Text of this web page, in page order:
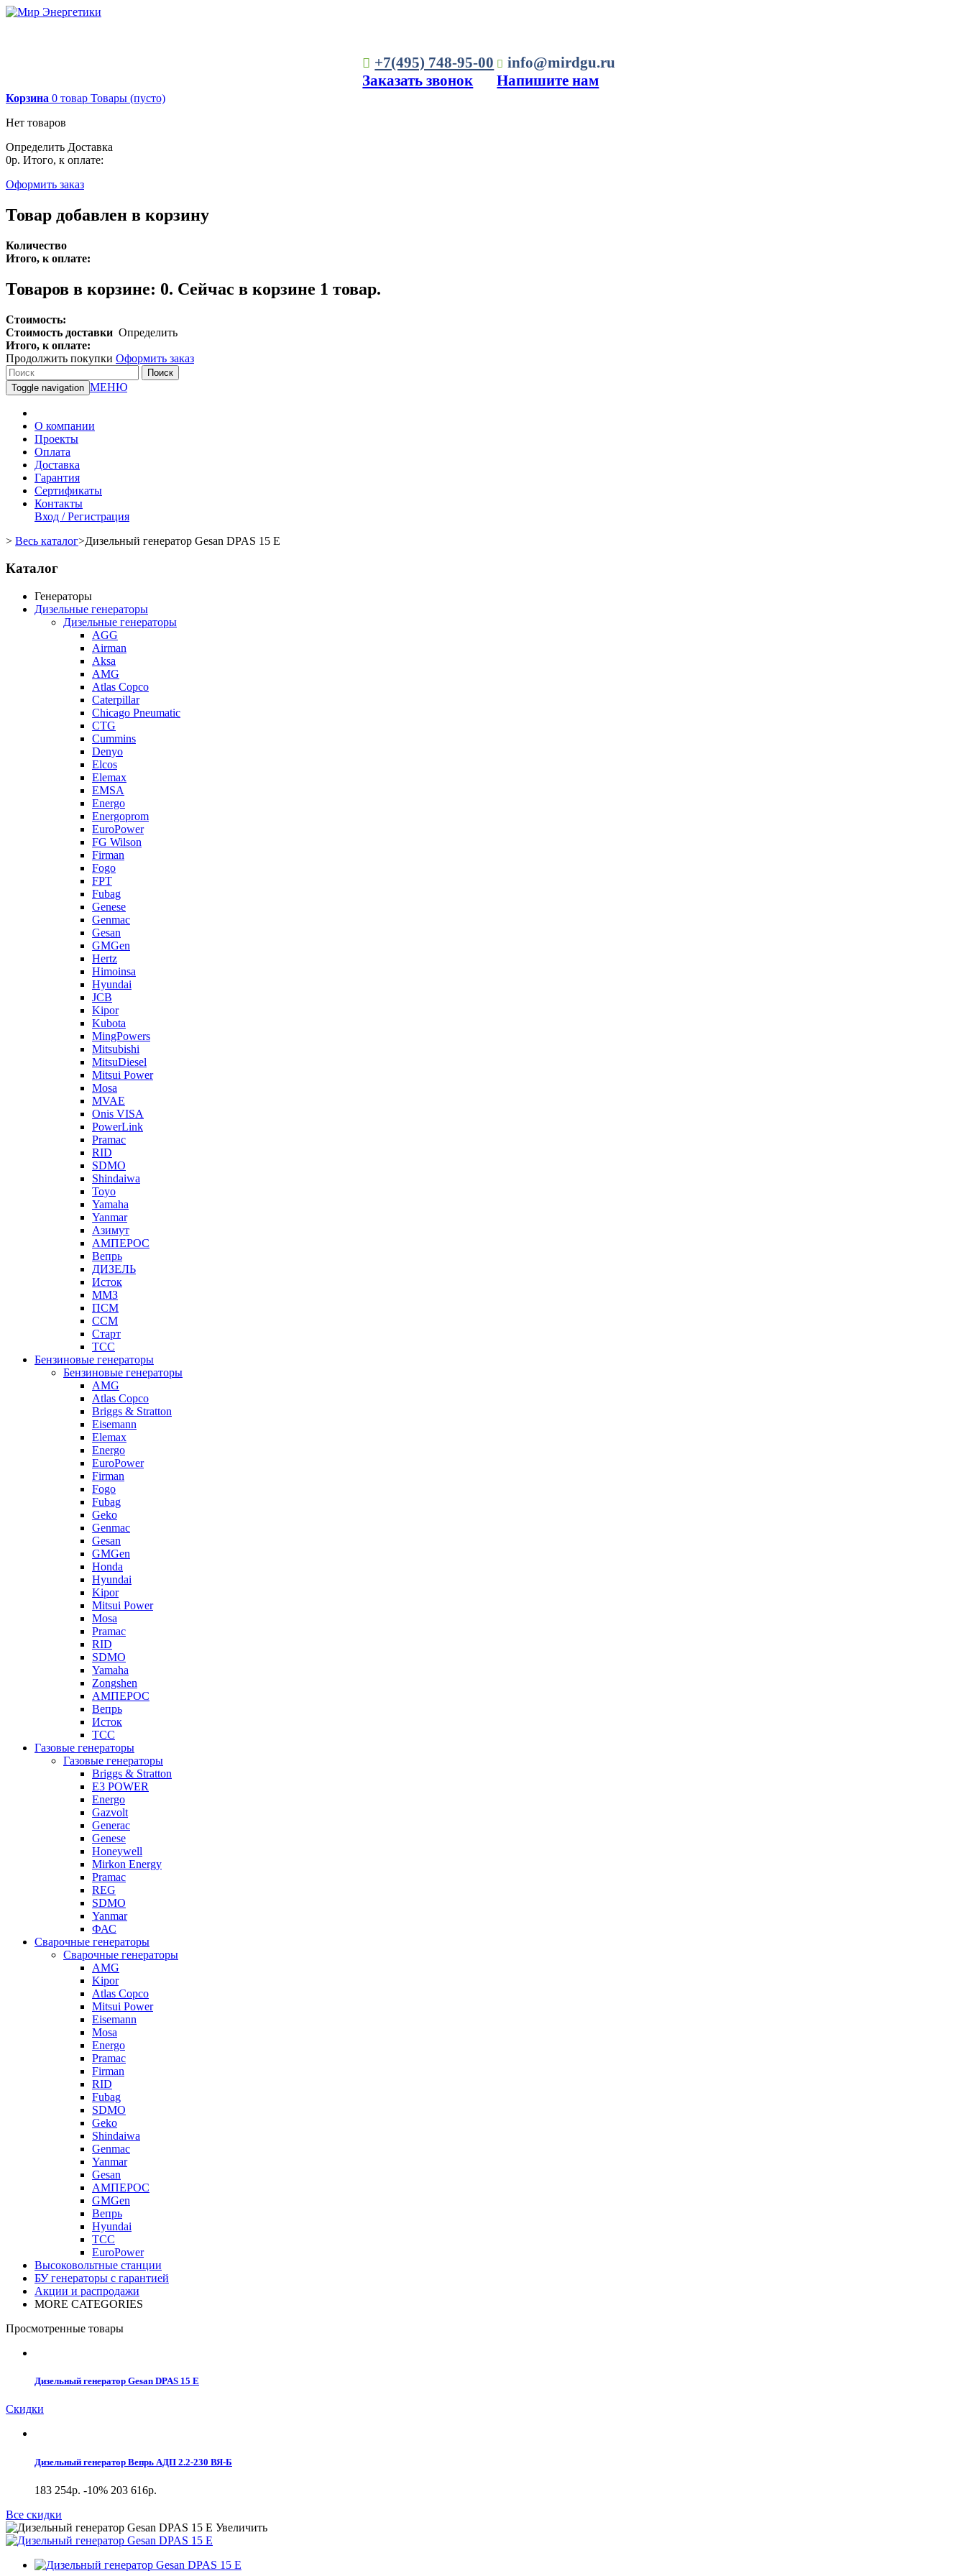
+7(495) 748-95-00 info@mirdgu.ru
Заказать звонок Напишите нам
Корзина 0 товар Товары (пусто)
Нет товаров
Определить Доставка
0р. Итого, к оплате:
Оформить заказ
Товар добавлен в корзину
Количество
Итого, к оплате:
Товаров в корзине: 0. Сейчас в корзине 1 товар.
Стоимость:
Стоимость доставки Определить
Итого, к оплате:
Продолжить покупки Оформить заказ
Поиск
Toggle navigation МЕНЮ
О компании
Проекты
Оплата
Доставка
Гарантия
Сертификаты
Контакты
Вход / Регистрация
> Весь каталог>Дизельный генератор Gesan DPAS 15 E
Каталог
Генераторы
Дизельные генераторы
Дизельные генераторы
AGG
Airman
Aksa
AMG
Atlas Copco
Caterpillar
Chicago Pneumatic
CTG
Cummins
Denyo
Elcos
Elemax
EMSA
Energo
Energoprom
EuroPower
FG Wilson
Firman
Fogo
FPT
Fubag
Genese
Genmac
Gesan
GMGen
Hertz
Himoinsa
Hyundai
JCB
Kipor
Kubota
MingPowers
Mitsubishi
MitsuDiesel
Mitsui Power
Mosa
MVAE
Onis VISA
PowerLink
Pramac
RID
SDMO
Shindaiwa
Toyo
Yamaha
Yanmar
Азимут
АМПЕРОС
Вепрь
ДИЗЕЛЬ
Исток
ММЗ
ПСМ
ССМ
Старт
ТСС
Бензиновые генераторы
Бензиновые генераторы
AMG
Atlas Copco
Briggs & Stratton
Eisemann
Elemax
Energo
EuroPower
Firman
Fogo
Fubag
Geko
Genmac
Gesan
GMGen
Honda
Hyundai
Kipor
Mitsui Power
Mosa
Pramac
RID
SDMO
Yamaha
Zongshen
АМПЕРОС
Вепрь
Исток
ТСС
Газовые генераторы
Газовые генераторы
Briggs & Stratton
E3 POWER
Energo
Gazvolt
Generac
Genese
Honeywell
Mirkon Energy
Pramac
REG
SDMO
Yanmar
ФАС
Сварочные генераторы
Сварочные генераторы
AMG
Kipor
Atlas Copco
Mitsui Power
Eisemann
Mosa
Energo
Pramac
Firman
RID
Fubag
SDMO
Geko
Shindaiwa
Genmac
Yanmar
Gesan
АМПЕРОС
GMGen
Вепрь
Hyundai
ТСС
EuroPower
Высоковольтные станции
БУ генераторы с гарантией
Акции и распродажи
MORE CATEGORIES
Просмотренные товары
Дизельный генератор Gesan DPAS 15 E
Скидки
Дизельный генератор Вепрь АДП 2.2-230 ВЯ-Б
183 254р. -10% 203 616р.
Все скидки
Увеличить